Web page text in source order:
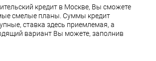
кредит в Москве, Вы сможете
смелые планы. Суммы кредит
ставка здесь приемлемая, а
вариант Вы можете, заполнив